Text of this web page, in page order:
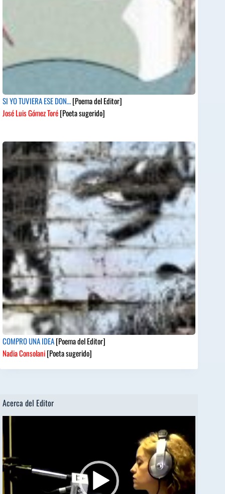
SI YO TUVIERA ESE DON…[Poema del Editor]
José Luis Gómez Toré[Poeta sugerido]
COMPRO UNA IDEA[Poema del Editor]
Nadia Consolani[Poeta sugerido]
Acerca del Editor
de